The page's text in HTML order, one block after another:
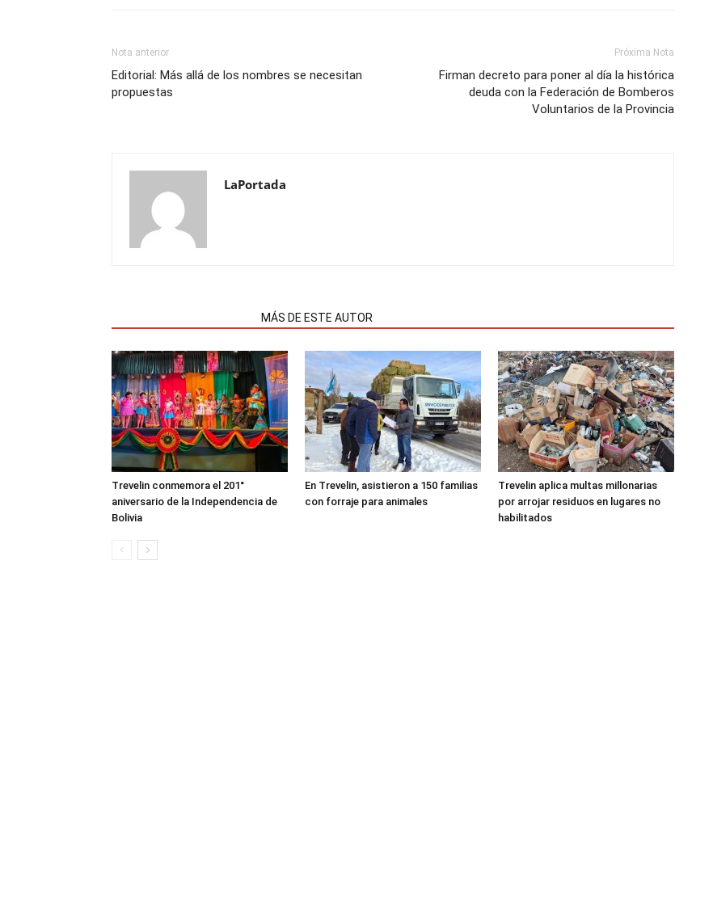
Nota anterior
Editorial: Más allá de los nombres se necesitan
propuestas
Próxima Nota
Firman decreto para poner al día la histórica
deuda con la Federación de Bomberos
Voluntarios de la Provincia
LaPortada
MÁS DE ESTE AUTOR
Trevelin conmemora el 201°
aniversario de la Independencia de
Bolivia
En Trevelin, asistieron a 150 familias
con forraje para animales
Trevelin aplica multas millonarias
por arrojar residuos en lugares no
habilitados